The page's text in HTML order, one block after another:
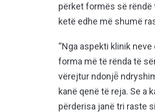
përket formës së rëndë
ketë edhe më shumë
“Nga aspekti klinik
forma më të rënda të
vërejtur ndonjë̈
kanë qenë të reja. Se a
përderisa janë tri raste